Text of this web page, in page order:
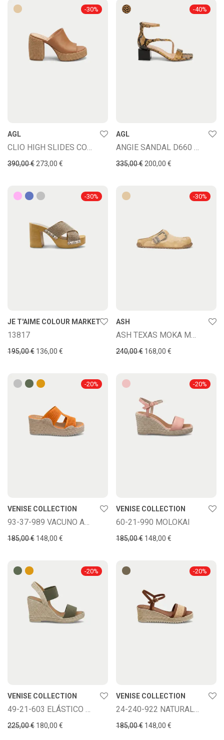
-30%
AGL
CLIO HIGH SLIDES COCOA
390,00€273,00 €
-40%
AGL
ANGIE SANDAL D660 GHIBLI-NERO
335,00€200,00 €
-30%
JE T'AIME COLOUR MARKET
13817
195,00€ 136,00 €
-30%
ASH
240,00€ 168,00 €
-20%
VENISE COLLECTION
185,00€ 148,00 €
-20%
VENISE COLLECTION
60-21-990 MOLOKAI
185,00€ 148,00 €
-20%
VENISE COLLECTION
49-21-603 ELÁSTICO BASE
225,00€ 180,00 €
-20%
VENISE COLLECTION
24-240-922 NATURAL/VAQU
185,00€ 148,00 €